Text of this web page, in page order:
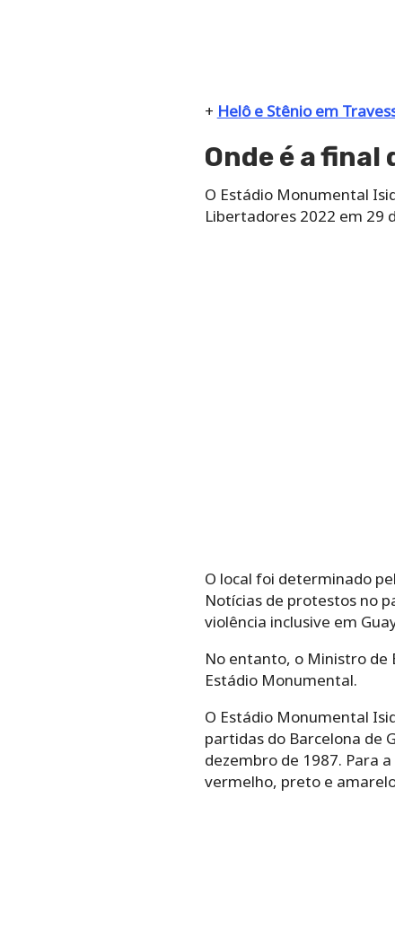
+ Helô e Stênio em
Onde é a
O Estádio Monumental
Libertadores 2022 em 29
O local foi determinado
Notícias de protestos no
violência inclusive em
No entanto, o Ministro de
Estádio Monumental.
O Estádio Monumental
partidas do Barcelona de
dezembro de 1987. Para
vermelho, preto e